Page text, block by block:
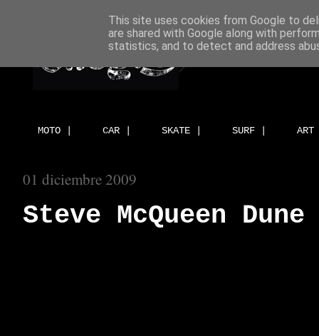
MOTO | CAR | SKATE | SURF |
01 diciembre 2009
Steve McQueen Dune
This site uses cookies from Google to
are shared with Google along with
statistics, and to detect and address